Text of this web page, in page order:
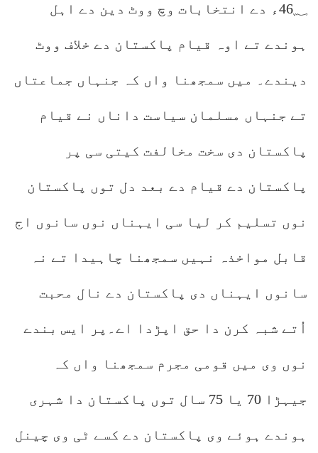
46؁ء دے انتخابات وچ ووٹ دین دے اہل
ہوندے تے اوہ قیام پاکستان دے خلاف ووٹ
دیندے۔ میں سمجھنا واں کہ جنہاں جماعتاں
تے جنہاں مسلمان سیاست داناں نے قیام
پاکستان دی سخت مخالفت کیتی سی پر
پاکستان دے قیام دے بعد دل توں پاکستان
نوں تسلیم کر لیا سی ایہناں نوں سانوں اج
قابل مواخذہ نہیں سمجھنا چاہیدا تے نہ
سانوں ایہناں دی پاکستان دے نال محبت
اُتے شبہ کرن دا حق اپڑدا اے۔پر ایس بندے
نوں وی میں قومی مجرم سمجھنا واں کہ
جیہڑا 70 یا 75 سال توں پاکستان دا شہری
ہوندے ہوئے وی پاکستان دے کسے ٹی وی چینل